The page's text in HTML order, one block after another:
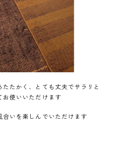
たかく、とても丈夫でサラリと
お使いいただけます
いを楽しんでいただけます